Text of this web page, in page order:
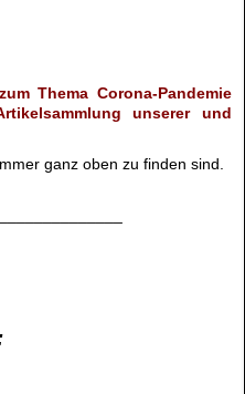
Thema Corona-Pandemie
unserer und
ganz oben zu finden sind.